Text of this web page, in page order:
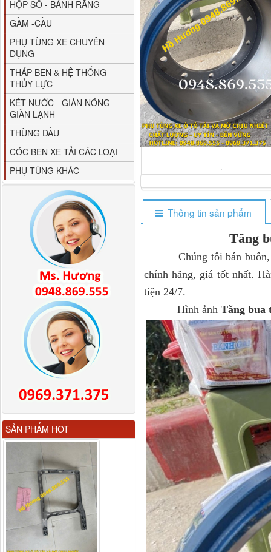
Thông tin sản phẩm
Tăng
Chúng tôi bán buôn,
chính hãng, giá tốt nhất.
tiện 24/7.
Hình ảnh Tăng bua
HỘP SỐ - BÁNH RĂNG
GẦM -CẦU
PHỤ TÙNG XE CHUYÊN
DỤNG
THÁP BEN & HỆ THỐNG
THỦY LỰC
KÉT NƯỚC - GIÀN NÓNG -
GIÀN LẠNH
THÙNG DẦU
CÓC BEN XE TẢI CÁC LOẠI
PHỤ TÙNG KHÁC
SẢN PHẨM HOT
80YHCB-60 Bơm xăng
dầu 60m3/h...
M4610162101A0 Tapbi
cửa Thaco...
Gương chiếu hậu FAW
JH6 có sấy...